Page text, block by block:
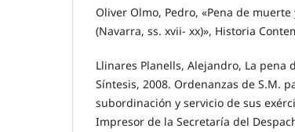
Oliver Olmo, Pedro, «Pena de
(Navarra, ss. xvii- xx)», Historia
Llinares Planells, Alejandro, La pena
Síntesis, 2008. Ordenanzas de S.M.
subordinación y servicio de sus
Impresor de la Secretaría del